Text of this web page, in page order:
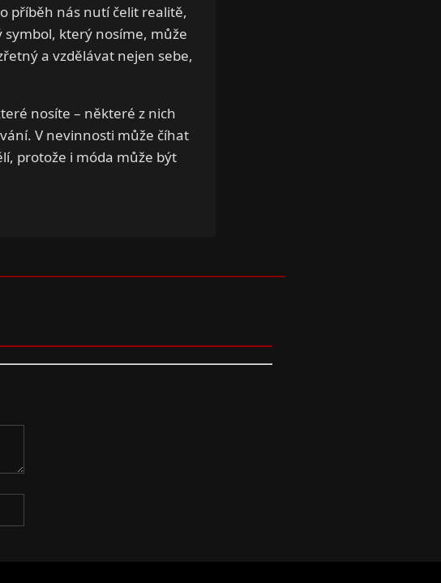
příběh nás nutí čelit realitě,
symbol, který nosíme, může
a vzdělávat nejen sebe,
nosíte – některé z nich
V nevinnosti může číhat
protože i móda může být